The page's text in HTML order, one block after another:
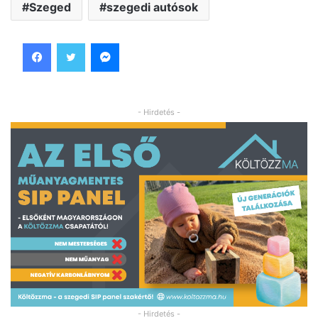
Szeged szegedi autósok
- Hirdetés -
- Hirdetés -